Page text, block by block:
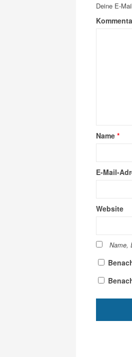
Deine E-
Name *
E-Mail-
Website
Name,